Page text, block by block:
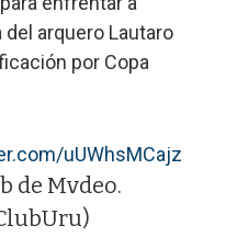
arquero Lautaro
por Copa
uUWhsMCajz
de Mvdeo.